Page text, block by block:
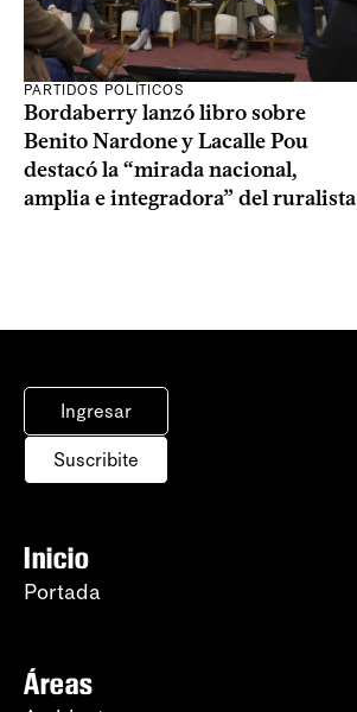
PARTIDOS POLÍTICOS
Bordaberry lanzó libro sobre
Benito Nardone y Lacalle Pou
destacó la “mirada nacional,
amplia e integradora” del ruralista
Ingresar
Suscribite
Inicio
Portada
Áreas